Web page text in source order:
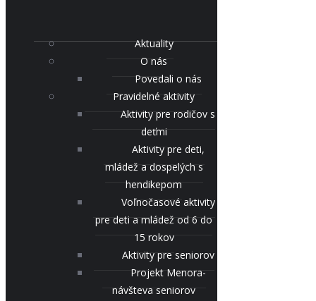
Aktuality
O nás
Povedali o nás
Pravidelné aktivity
Aktivity pre rodičov s
deťmi
Aktivity pre deti,
mládež a dospelých s
hendikepom
Voľnočasové aktivity
pre deti a mládež od 6 do
15 rokov
Aktivity pre seniorov
Projekt Menora-
návšteva seniorov